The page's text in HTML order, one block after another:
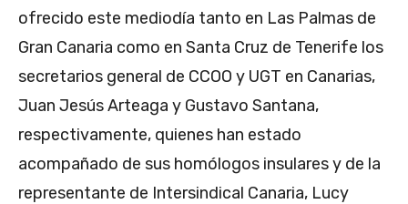
ofrecido este mediodía tanto en Las Palmas de
Gran Canaria como en Santa Cruz de Tenerife los
secretarios general de CCOO y UGT en Canarias,
Juan Jesús Arteaga y Gustavo Santana,
respectivamente, quienes han estado
acompañado de sus homólogos insulares y de la
representante de Intersindical Canaria, Lucy